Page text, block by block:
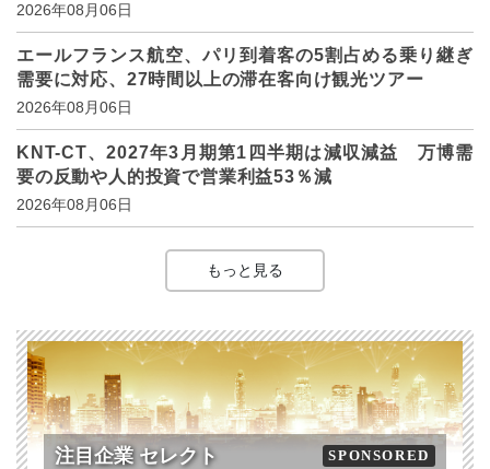
2026年08月06日
エールフランス航空、パリ到着客の5割占める乗り継ぎ
需要に対応、27時間以上の滞在客向け観光ツアー
2026年08月06日
KNT-CT、2027年3月期第1四半期は減収減益 万博需
要の反動や人的投資で営業利益53％減
2026年08月06日
もっと見る
注目企業 セレクト SPONSORED